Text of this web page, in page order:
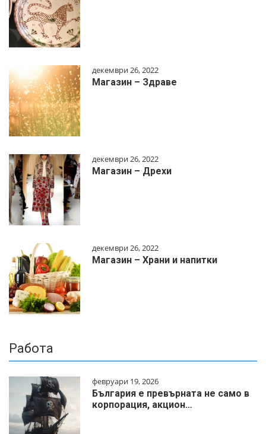
декември 26, 2022
Магазин – Здраве
декември 26, 2022
Магазин – Дрехи
декември 26, 2022
Магазин – Храни и напитки
Работа
февруари 19, 2026
България е превърната не само в
корпорация, акцион…